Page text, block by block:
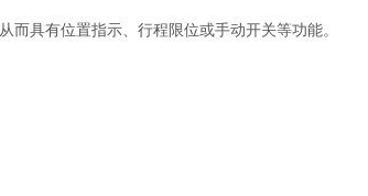
具有位置指示、行程限位或手动开关等功能。